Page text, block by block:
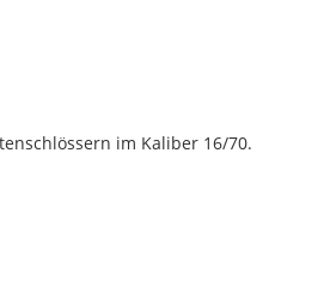
im Kaliber 16/70.